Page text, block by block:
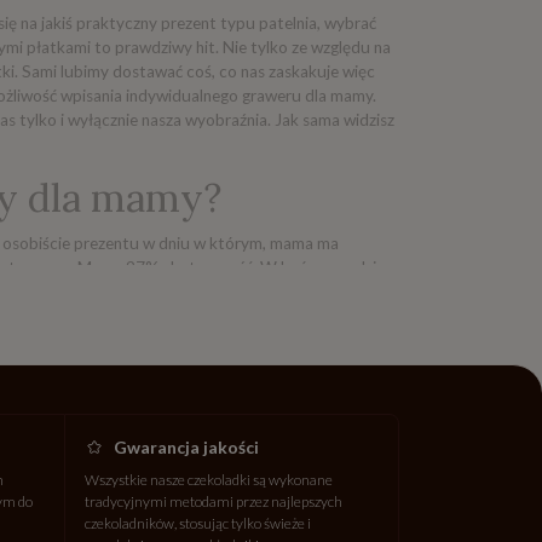
na jakiś praktyczny prezent typu patelnia, wybrać
płatkami to prawdziwy hit. Nie tylko ze względu na
Sami lubimy dostawać coś, co nas zaskakuje więc
wpisania indywidualnego graweru dla mamy.
tylko i wyłącznie nasza wyobraźnia. Jak sama widzisz
dla mamy?
osobiście prezentu w dniu w którym, mama ma
nam. Mamy 97% skuteczność. W końcu urodziny
pomysł na prezent, w postaci owoców w czekoladzie
Wszystko uzależnione jest od tego, jak dobrze
do
Gwarancja jakości
Wszystkie nasze czekoladki są wykonane
tradycyjnymi metodami przez najlepszych
czekoladników, stosując tylko świeże i